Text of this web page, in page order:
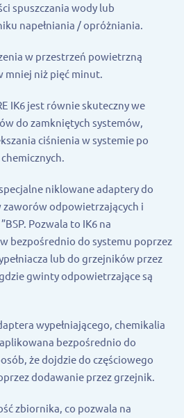
spuszczania wody lub
napełniania / opróżniania.
w przestrzeń powietrzną
mniej niż pięć minut.
IK6 jest równie skuteczny we
do zamkniętych systemów,
ciśnienia w systemie po
niklowane adaptery do
zaworów odpowietrzających i
Pozwala to IK6 na
bezpośrednio do systemu poprzez
lub do grzejników przez
gwinty odpowietrzające są
wypełniającego, chemikalia
bezpośrednio do
że dojdzie do częściowego
dodawanie przez grzejnik.
zbiornika, co pozwala na